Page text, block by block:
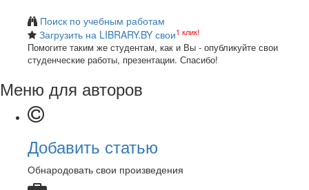
Поиск по учебным работам
Загрузить на LIBRARY.BY свои1 клик!
Помогите таким же студентам, как и Вы - опубликуйте свои
студенческие работы, презентации. Спасибо!
Меню для авторов
Добавить статью
Обнародовать свои произведения